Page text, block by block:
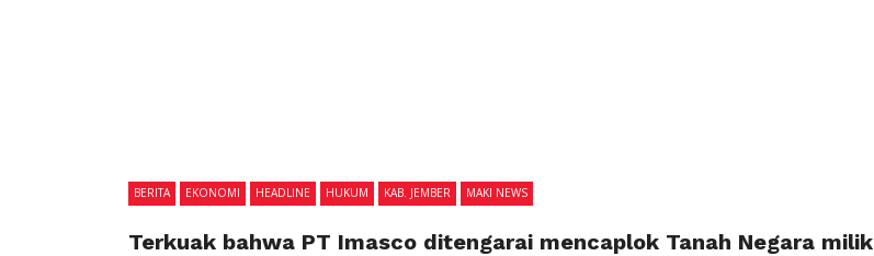
BERITA EKONOMI HEADLINE HUKUM KAB. JEMBER MAKI NEWS
Terkuak bahwa PT Imasco ditengarai mencaplok Tanah Negara milik